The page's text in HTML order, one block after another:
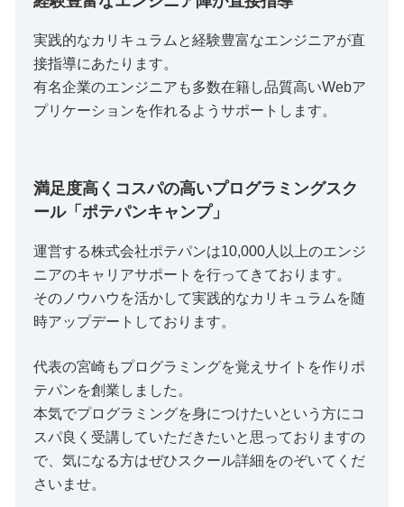
実践的なカリキュラムと経験豊富なエンジニアが直
接指導にあたります。
有名企業のエンジニアも多数在籍し品質高いWebア
プリケーションを作れるようサポートします。
満足度高くコスパの高いプログラミングスク
ール「ポテパンキャンプ」
運営する株式会社ポテパンは10,000人以上のエンジ
ニアのキャリアサポートを行ってきております。
そのノウハウを活かして実践的なカリキュラムを随
時アップデートしております。
代表の宮崎もプログラミングを覚えサイトを作りポ
テパンを創業しました。
本気でプログラミングを身につけたいという方にコ
スパ良く受講していただきたいと思っておりますの
で、気になる方はぜひスクール詳細をのぞいてくだ
さいませ。